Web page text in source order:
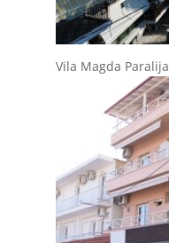
Vila Magda Paralija